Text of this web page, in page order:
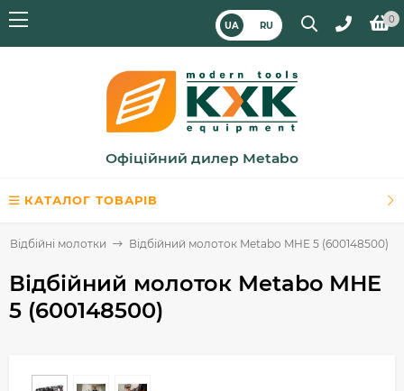
UA RU
0
Офіційний дилер Metabo
КАТАЛОГ ТОВАРІВ
Відбійні молотки Відбійний молоток Metabo MHE 5 (600148500)
Відбійний молоток Metabo MHE
5 (600148500)